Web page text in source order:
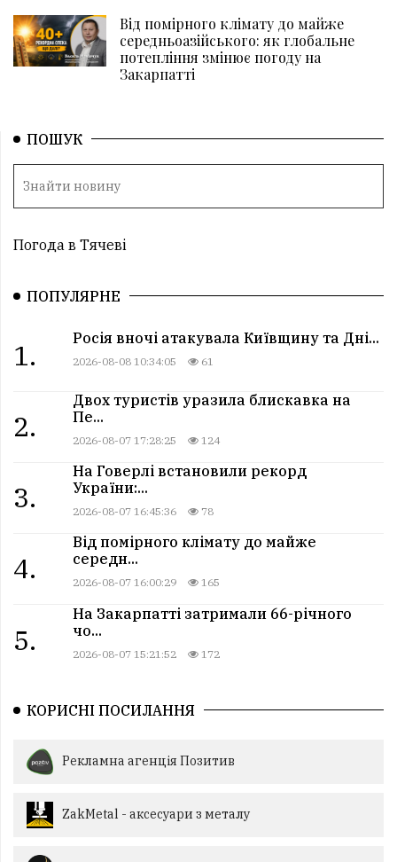
Від помірного клімату до майже
середньоазійського: як глобальне
потепління змінює погоду на
Закарпатті
ПОШУК
Погода в Тячеві
ПОПУЛЯРНЕ
1.
Росія вночі атакувала Київщину та Дні...
2026-08-08 10:34:05 61
2.
Двох туристів уразила блискавка на
Пе...
2026-08-07 17:28:25 124
3.
На Говерлі встановили рекорд
України:...
2026-08-07 16:45:36 78
4.
Від помірного клімату до майже
середн...
2026-08-07 16:00:29 165
5.
На Закарпатті затримали 66-річного
чо...
2026-08-07 15:21:52 172
КОРИСНІ ПОСИЛАННЯ
Рекламна агенція Позитив
ZakMetal - аксесуари з металу